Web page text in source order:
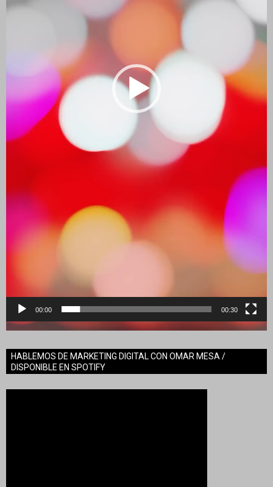
00:00 00:30
HABLEMOS DE MARKETING DIGITAL CON OMAR MESA /
DISPONIBLE EN SPOTIFY